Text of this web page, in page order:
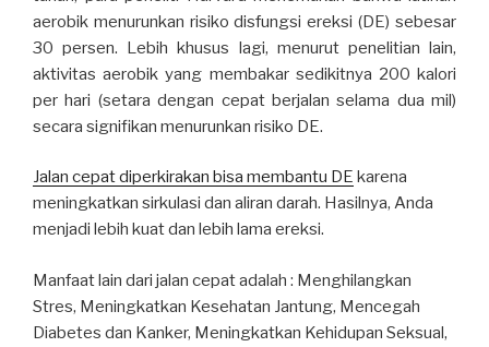
aerobik menurunkan risiko disfungsi ereksi (DE) sebesar
30 persen. Lebih khusus lagi, menurut penelitian lain,
aktivitas aerobik yang membakar sedikitnya 200 kalori
per hari (setara dengan cepat berjalan selama dua mil)
secara signifikan menurunkan risiko DE.
Jalan cepat diperkirakan bisa membantu DE karena
meningkatkan sirkulasi dan aliran darah. Hasilnya, Anda
menjadi lebih kuat dan lebih lama ereksi.
Manfaat lain dari jalan cepat adalah : Menghilangkan
Stres, Meningkatkan Kesehatan Jantung, Mencegah
Diabetes dan Kanker, Meningkatkan Kehidupan Seksual,